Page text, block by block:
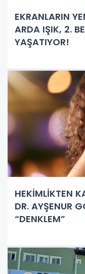
EKRANLARIN
ARDA IŞIK, 2.
YAŞATIYOR!
HEKİMLİKTEN
DR. AYŞENUR
“DENKLEM”